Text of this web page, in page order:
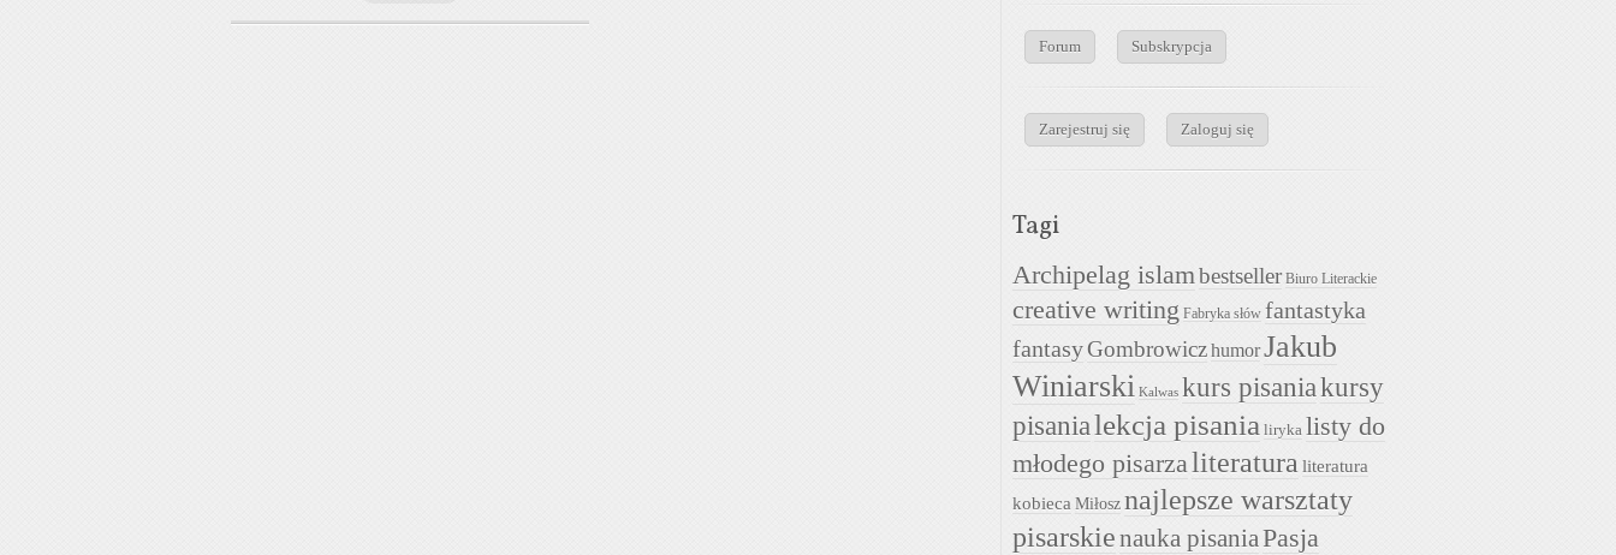
Forum Subskrypcja
Zarejestruj się Zaloguj się
Tagi
Archipelag islambestseller Biuro Literackie
creative writing Fabryka słów fantastyka
fantasyGombrowiczhumorJakub
Winiarski Kalwas kurs pisaniakursy
pisanialekcja pisania liryka listy do
młodego pisarzaliteratura literatura
kobieca Miłosz najlepsze warsztaty
pisarskienauka pisaniaPasja